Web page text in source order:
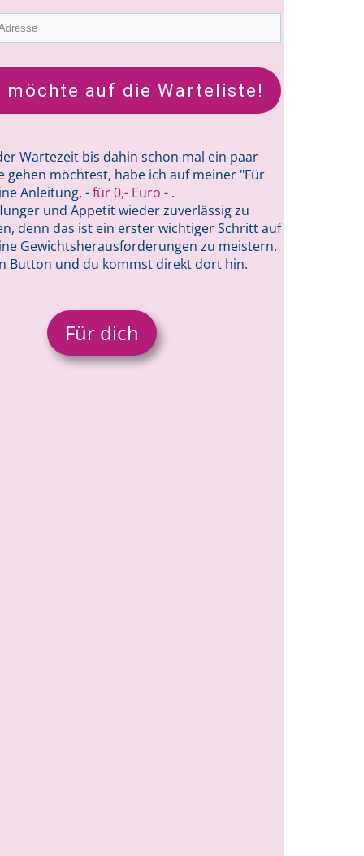
möchte auf die Warteliste!
Wartezeit bis dahin schon mal ein paar
gehen möchtest, habe ich auf meiner "Für
Anleitung, -für 0,- Euro - .
und Appetit wieder zuverlässig zu
denn das ist ein erster wichtiger Schritt auf
Gewichtsherausforderungen zu meistern.
Button und du kommst direkt dort hin.
Für dich